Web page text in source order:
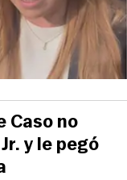
Caso no
y le pegó